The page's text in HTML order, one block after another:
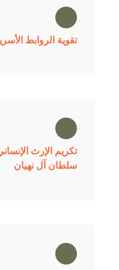
تقوية الروابط
تكريم الإرث
سلطان آل نهيان